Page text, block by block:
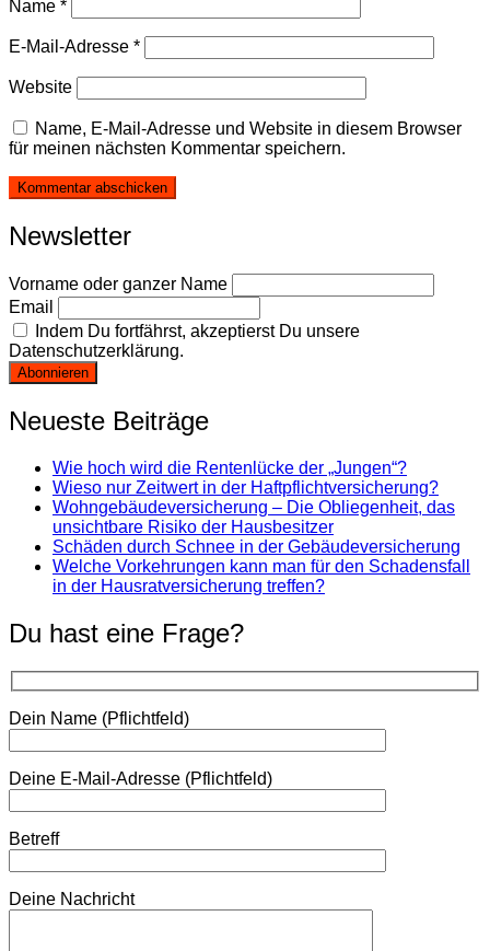
Name *
E-Mail-Adresse *
Website
Name, E-Mail-Adresse und Website in diesem Browser
für meinen nächsten Kommentar speichern.
Newsletter
Vorname oder ganzer Name
Email
Indem Du fortfährst, akzeptierst Du unsere
Datenschutzerklärung.
Neueste Beiträge
Wie hoch wird die Rentenlücke der „Jungen“?
Wieso nur Zeitwert in der Haftpflichtversicherung?
Wohngebäudeversicherung – Die Obliegenheit, das
unsichtbare Risiko der Hausbesitzer
Schäden durch Schnee in der Gebäudeversicherung
Welche Vorkehrungen kann man für den Schadensfall
in der Hausratversicherung treffen?
Du hast eine Frage?
Dein Name (Pflichtfeld)
Deine E-Mail-Adresse (Pflichtfeld)
Betreff
Deine Nachricht